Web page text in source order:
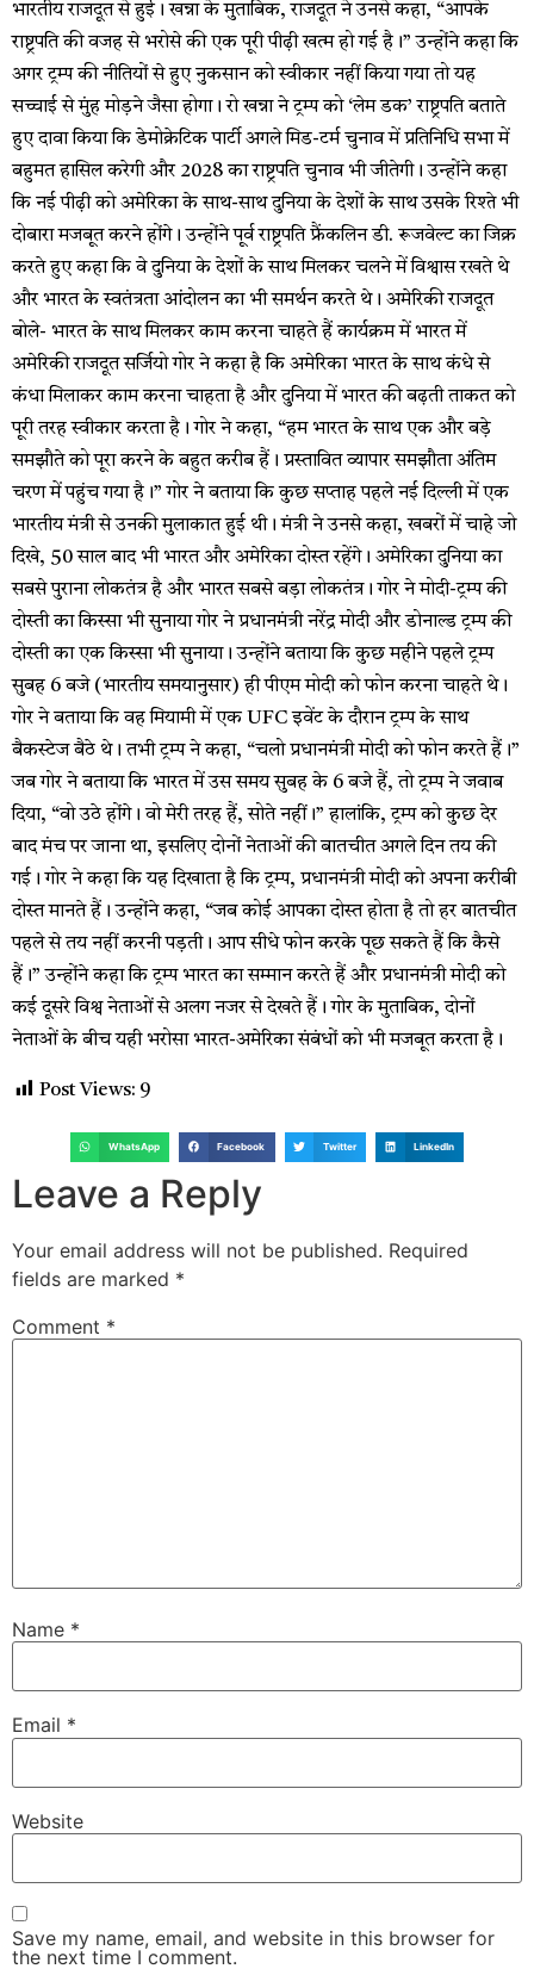
भारतीय राजदूत से हुई। खन्ना के मुताबिक, राजदूत ने उनसे कहा, “आपके
राष्ट्रपति की वजह से भरोसे की एक पूरी पीढ़ी खत्म हो गई है।” उन्होंने कहा कि
अगर ट्रम्प की नीतियों से हुए नुकसान को स्वीकार नहीं किया गया तो यह
सच्चाई से मुंह मोड़ने जैसा होगा। रो खन्ना ने ट्रम्प को ‘लेम डक’ राष्ट्रपति बताते
हुए दावा किया कि डेमोक्रेटिक पार्टी अगले मिड-टर्म चुनाव में प्रतिनिधि सभा में
बहुमत हासिल करेगी और 2028 का राष्ट्रपति चुनाव भी जीतेगी। उन्होंने कहा
कि नई पीढ़ी को अमेरिका के साथ-साथ दुनिया के देशों के साथ उसके रिश्ते भी
दोबारा मजबूत करने होंगे। उन्होंने पूर्व राष्ट्रपति फ्रैंकलिन डी. रूजवेल्ट का जिक्र
करते हुए कहा कि वे दुनिया के देशों के साथ मिलकर चलने में विश्वास रखते थे
और भारत के स्वतंत्रता आंदोलन का भी समर्थन करते थे। अमेरिकी राजदूत
बोले- भारत के साथ मिलकर काम करना चाहते हैं कार्यक्रम में भारत में
अमेरिकी राजदूत सर्जियो गोर ने कहा है कि अमेरिका भारत के साथ कंधे से
कंधा मिलाकर काम करना चाहता है और दुनिया में भारत की बढ़ती ताकत को
पूरी तरह स्वीकार करता है। गोर ने कहा, “हम भारत के साथ एक और बड़े
समझौते को पूरा करने के बहुत करीब हैं। प्रस्तावित व्यापार समझौता अंतिम
चरण में पहुंच गया है।” गोर ने बताया कि कुछ सप्ताह पहले नई दिल्ली में एक
भारतीय मंत्री से उनकी मुलाकात हुई थी। मंत्री ने उनसे कहा, खबरों में चाहे जो
दिखे, 50 साल बाद भी भारत और अमेरिका दोस्त रहेंगे। अमेरिका दुनिया का
सबसे पुराना लोकतंत्र है और भारत सबसे बड़ा लोकतंत्र। गोर ने मोदी-ट्रम्प की
दोस्ती का किस्सा भी सुनाया गोर ने प्रधानमंत्री नरेंद्र मोदी और डोनाल्ड ट्रम्प की
दोस्ती का एक किस्सा भी सुनाया। उन्होंने बताया कि कुछ महीने पहले ट्रम्प
सुबह 6 बजे (भारतीय समयानुसार) ही पीएम मोदी को फोन करना चाहते थे।
गोर ने बताया कि वह मियामी में एक UFC इवेंट के दौरान ट्रम्प के साथ
बैकस्टेज बैठे थे। तभी ट्रम्प ने कहा, “चलो प्रधानमंत्री मोदी को फोन करते हैं।”
जब गोर ने बताया कि भारत में उस समय सुबह के 6 बजे हैं, तो ट्रम्प ने जवाब
दिया, “वो उठे होंगे। वो मेरी तरह हैं, सोते नहीं।” हालांकि, ट्रम्प को कुछ देर
बाद मंच पर जाना था, इसलिए दोनों नेताओं की बातचीत अगले दिन तय की
गई। गोर ने कहा कि यह दिखाता है कि ट्रम्प, प्रधानमंत्री मोदी को अपना करीबी
दोस्त मानते हैं। उन्होंने कहा, “जब कोई आपका दोस्त होता है तो हर बातचीत
पहले से तय नहीं करनी पड़ती। आप सीधे फोन करके पूछ सकते हैं कि कैसे
हैं।” उन्होंने कहा कि ट्रम्प भारत का सम्मान करते हैं और प्रधानमंत्री मोदी को
कई दूसरे विश्व नेताओं से अलग नजर से देखते हैं। गोर के मुताबिक, दोनों
नेताओं के बीच यही भरोसा भारत-अमेरिका संबंधों को भी मजबूत करता है।
Post Views: 9
WhatsApp Facebook Twitter LinkedIn
Leave a Reply
Your email address will not be published. Required
fields are marked *
Comment *
Name *
Email *
Website
Save my name, email, and website in this browser for
the next time I comment.